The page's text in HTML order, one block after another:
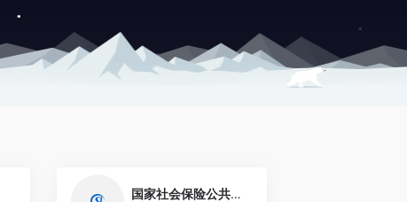
国家社会保险公共服务平台